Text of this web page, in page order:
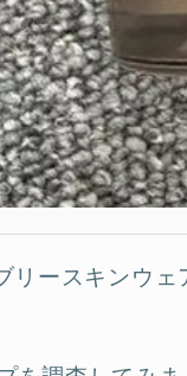
リースキンウ